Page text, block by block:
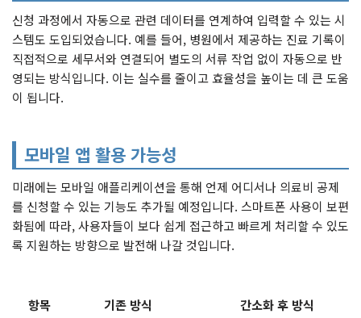
신청 과정에서 자동으로 관련 데이터를 연계하여 입력할 수 있는 시
스템도 도입되었습니다. 예를 들어, 병원에서 제공하는 진료 기록이
직접적으로 세무서와 연결되어 별도의 서류 작업 없이 자동으로 반
영되는 방식입니다. 이는 실수를 줄이고 효율성을 높이는 데 큰 도움
이 됩니다.
모바일 앱 활용 가능성
미래에는 모바일 애플리케이션을 통해 언제 어디서나 의료비 공제
를 신청할 수 있는 기능도 추가될 예정입니다. 스마트폰 사용이 보편
화됨에 따라, 사용자들이 보다 쉽게 접근하고 빠르게 처리할 수 있도
록 지원하는 방향으로 발전해 나갈 것입니다.
항목 기존 방식 간소화 후 방식